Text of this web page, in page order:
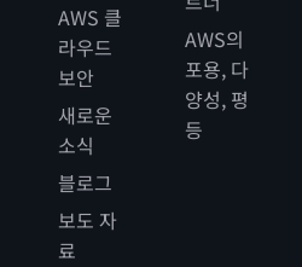
AWS 클
라우드
보안
새로운
소식
블로그
보도 자
료
AWS의
포용, 다
양성, 평
등